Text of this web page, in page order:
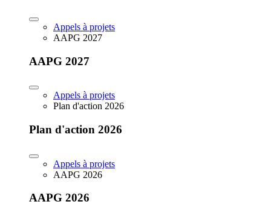
Appels à projets
AAPG 2027
AAPG 2027
Appels à projets
Plan d'action 2026
Plan d'action 2026
Appels à projets
AAPG 2026
AAPG 2026